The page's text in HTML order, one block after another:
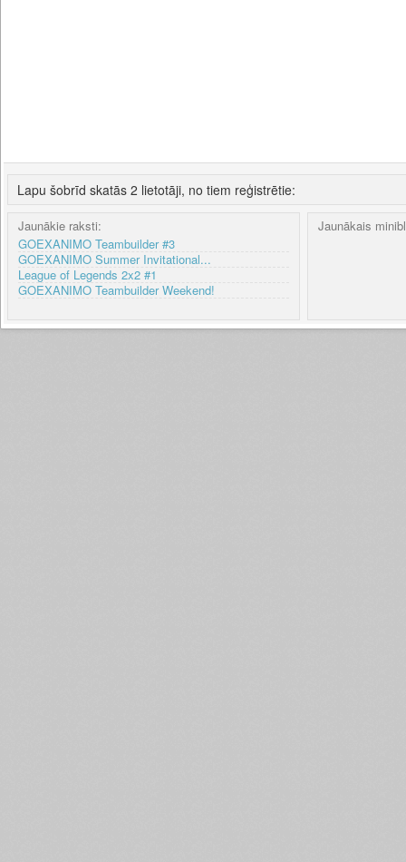
Lapu šobrīd skatās 2 lietotāji, no tiem reģistrētie:
Jaunākie raksti:
GOEXANIMO Teambuilder #3
GOEXANIMO Summer Invitational...
League of Legends 2x2 #1
GOEXANIMO Teambuilder Weekend!
Jaunākais